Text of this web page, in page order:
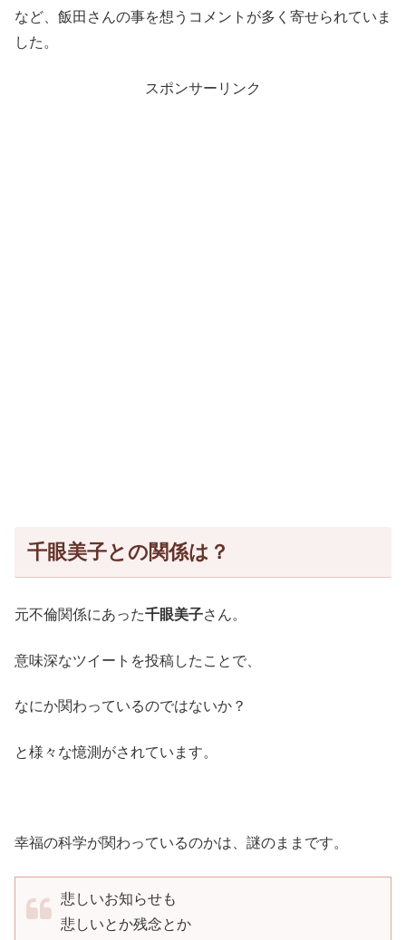
など、飯田さんの事を想うコメントが多く寄せられていま
した。
スポンサーリンク
千眼美子との関係は？
元不倫関係にあった千眼美子さん。
意味深なツイートを投稿したことで、
なにか関わっているのではないか？
と様々な憶測がされています。
幸福の科学が関わっているのかは、謎のままです。
悲しいお知らせも
悲しいとか残念とか